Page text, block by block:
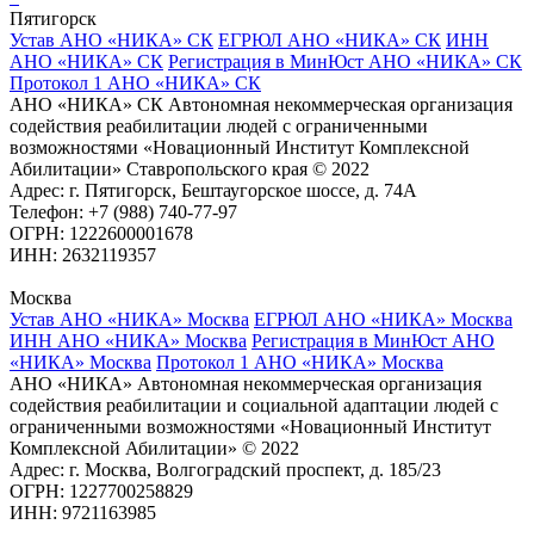
Пятигорск
Устав АНО «НИКА» СК ЕГРЮЛ АНО «НИКА» СК ИНН
АНО «НИКА» СК Регистрация в МинЮст АНО «НИКА» СК
Протокол 1 АНО «НИКА» СК
АНО «НИКА» СК Автономная некоммерческая организация
содействия реабилитации людей с ограниченными
возможностями «Новационный Институт Комплексной
Абилитации» Ставропольского края © 2022
Адрес: г. Пятигорск, Бештаугорское шоссе, д. 74А
Телефон: +7 (988) 740-77-97
ОГРН: 1222600001678
ИНН: 2632119357
Москва
Устав АНО «НИКА» Москва ЕГРЮЛ АНО «НИКА» Москва
ИНН АНО «НИКА» Москва Регистрация в МинЮст АНО
«НИКА» Москва Протокол 1 АНО «НИКА» Москва
АНО «НИКА» Автономная некоммерческая организация
содействия реабилитации и социальной адаптации людей с
ограниченными возможностями «Новационный Институт
Комплексной Абилитации» © 2022
Адрес: г. Москва, Волгоградский проспект, д. 185/23
ОГРН: 1227700258829
ИНН: 9721163985